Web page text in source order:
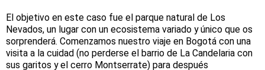
El objetivo en este caso fue el parque natural de Los
Nevados, un lugar con un ecosistema variado y único que os
sorprenderá. Comenzamos nuestro viaje en Bogotá con una
visita a la cuidad (no perderse el barrio de La Candelaria con
sus garitos y el cerro Montserrate) para después